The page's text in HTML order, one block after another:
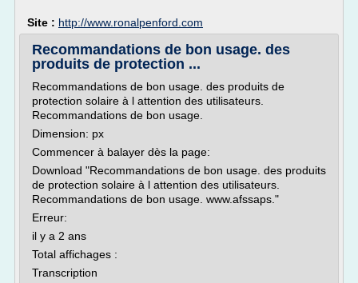
Site : http://www.ronalpenford.com
Recommandations de bon usage. des
produits de protection ...
Recommandations de bon usage. des produits de
protection solaire à l attention des utilisateurs.
Recommandations de bon usage.
Dimension: px
Commencer à balayer dès la page:
Download "Recommandations de bon usage. des produits
de protection solaire à l attention des utilisateurs.
Recommandations de bon usage. www.afssaps."
Erreur:
il y a 2 ans
Total affichages :
Transcription